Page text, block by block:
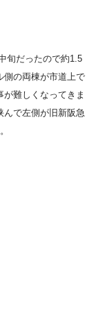
旬だったので約1.5
側の両棟が市道上で
難しくなってきま
んで左側が旧新阪急